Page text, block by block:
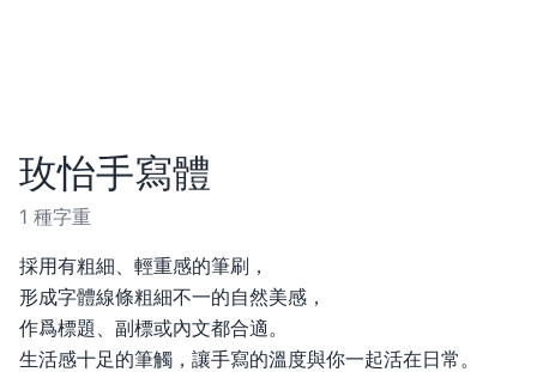
玫怡手寫體
1 種字重
採用有粗細、輕重感的筆刷，
形成字體線條粗細不一的自然美感，
作爲標題、副標或內文都合適。
生活感十足的筆觸，讓手寫的溫度與你一起活在日常。